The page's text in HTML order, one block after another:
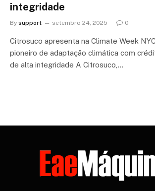
integridade
By support setembro 24, 2025 0
Citrosuco apresenta na Climate Week
pioneiro de adaptação climática com
de alta integridade A Citrosuco,…